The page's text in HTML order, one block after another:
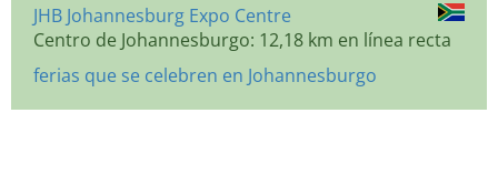
JHB Johannesburg Expo Centre
Centro de Johannesburgo: 12,18 km en línea recta
ferias que se celebren en Johannesburgo